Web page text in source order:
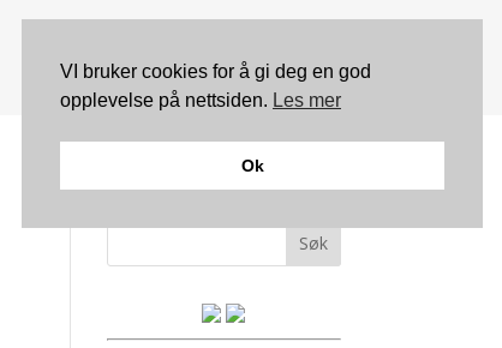
Søk
VI bruker cookies for å gi deg en god
opplevelse på nettsiden. Les mer
Ok